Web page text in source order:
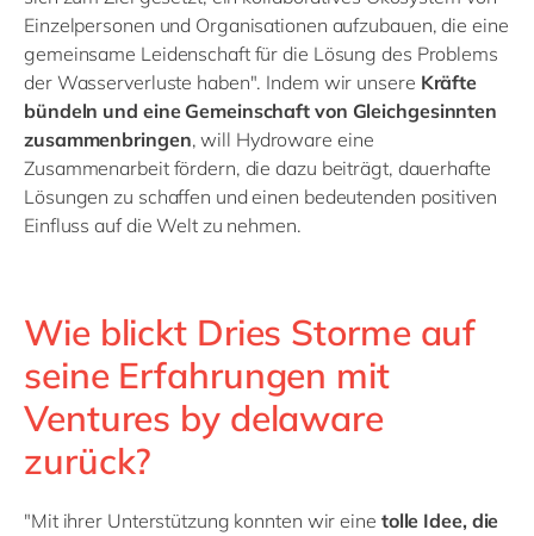
Einzelpersonen und Organisationen aufzubauen, die eine
gemeinsame Leidenschaft für die Lösung des Problems
der Wasserverluste haben". Indem wir unsere Kräfte
bündeln und eine Gemeinschaft von Gleichgesinnten
zusammenbringen, will Hydroware eine
Zusammenarbeit fördern, die dazu beiträgt, dauerhafte
Lösungen zu schaffen und einen bedeutenden positiven
Einfluss auf die Welt zu nehmen.
Wie blickt Dries Storme auf
seine Erfahrungen mit
Ventures by delaware
zurück?
"Mit ihrer Unterstützung konnten wir eine tolle Idee, die